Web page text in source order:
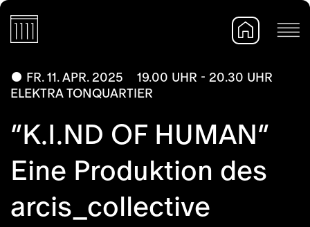
FR. 11. APR. 2025
19.00 UHR - 20.30 UHR
ELEKTRA TONQUARTIER
“K.I.ND OF HUMAN”
Eine Produktion des
arcis_collective